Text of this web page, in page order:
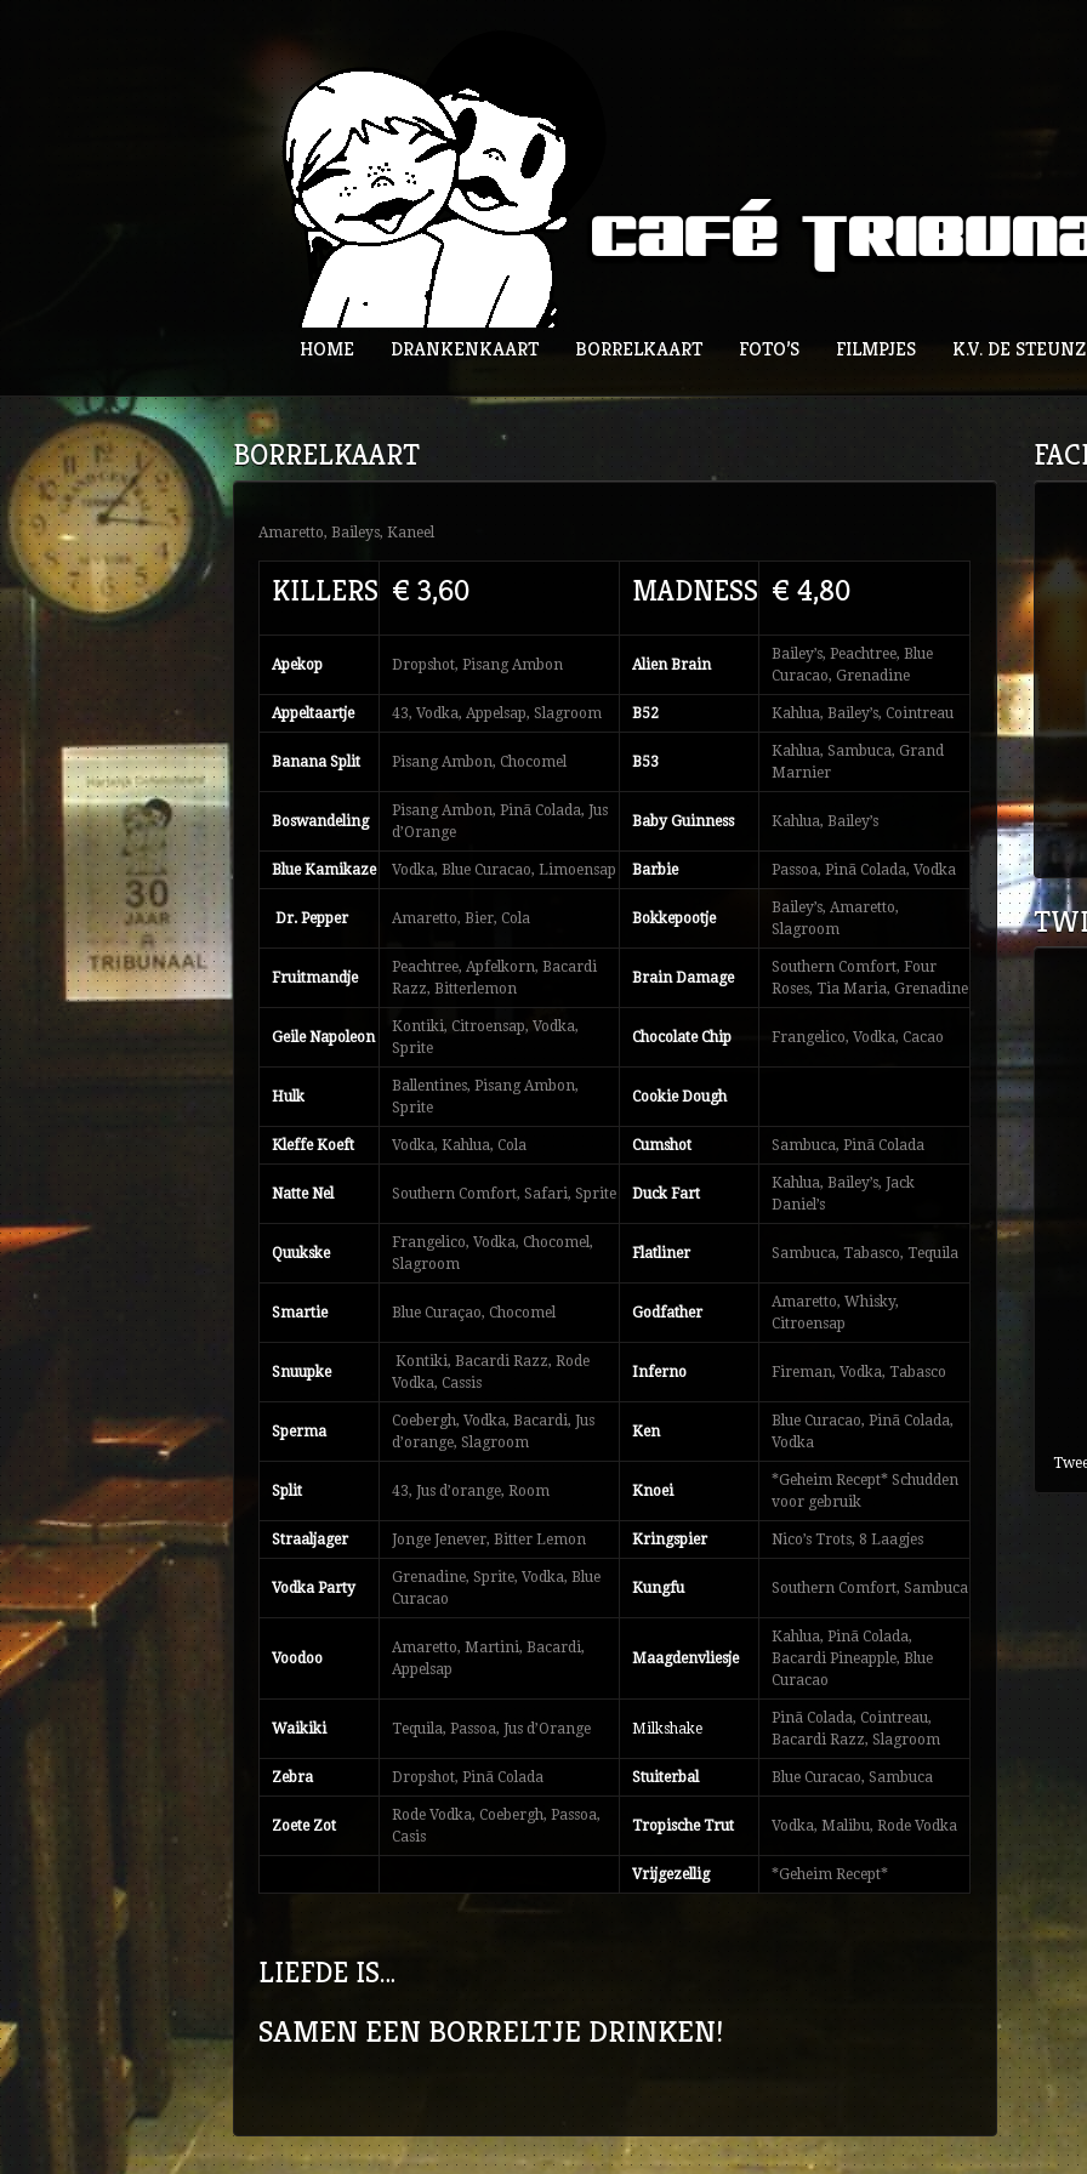
HOME DRANKENKAART BORRELKAART FOTO’S FILMPJES K.V. DE
BORRELKAART
Amaretto, Baileys, Kaneel
KILLERS € 3,60 MADNESS € 4,80
Apekop Dropshot, Pisang Ambon Alien Brain
Bailey’s, Peachtree, Blue
Curacao, Grenadine
Appeltaartje 43, Vodka, Appelsap, Slagroom B52 Kahlua, Bailey’s, Cointreau
Banana Split Pisang Ambon, Chocomel B53
Kahlua, Sambuca, Grand
Marnier
Boswandeling
Pisang Ambon, Pinã Colada, Jus
d’Orange
Baby Guinness Kahlua, Bailey’s
Blue Kamikaze Vodka, Blue Curacao, Limoensap Barbie Passoa, Pinã Colada, Vodka
Dr. Pepper Amaretto, Bier, Cola Bokkepootje
Bailey’s, Amaretto,
Slagroom
Fruitmandje
Peachtree, Apfelkorn, Bacardi
Razz, Bitterlemon
Brain Damage
Southern Comfort, Four
Roses, Tia Maria, Grenadine
Geile Napoleon
Kontiki, Citroensap, Vodka,
Sprite
Chocolate Chip Frangelico, Vodka, Cacao
Hulk
Ballentines, Pisang Ambon,
Sprite
Cookie Dough
Kleffe Koeft Vodka, Kahlua, Cola Cumshot Sambuca, Pinã Colada
Natte Nel Southern Comfort, Safari, Sprite Duck Fart
Kahlua, Bailey’s, Jack
Daniel’s
Quukske
Frangelico, Vodka, Chocomel,
Slagroom
Flatliner Sambuca, Tabasco, Tequila
Smartie Blue Curaçao, Chocomel Godfather
Amaretto, Whisky,
Citroensap
Snuupke
Kontiki, Bacardi Razz, Rode
Vodka, Cassis
Inferno Fireman, Vodka, Tabasco
Sperma
Coebergh, Vodka, Bacardi, Jus
d’orange, Slagroom
Ken
Blue Curacao, Pinã Colada,
Vodka
Split 43, Jus d’orange, Room Knoei
*Geheim Recept* Schudden
voor gebruik
Straaljager Jonge Jenever, Bitter Lemon Kringspier Nico’s Trots, 8 Laagjes
Vodka Party
Grenadine, Sprite, Vodka, Blue
Curacao
Kungfu Southern Comfort, Sambuca
Voodoo
Amaretto, Martini, Bacardi,
Appelsap
Maagdenvliesje
Kahlua, Pinã Colada,
Bacardi Pineapple, Blue
Curacao
Waikiki Tequila, Passoa, Jus d’Orange Milkshake
Pinã Colada, Cointreau,
Bacardi Razz, Slagroom
Zebra Dropshot, Pinã Colada Stuiterbal Blue Curacao, Sambuca
Zoete Zot
Rode Vodka, Coebergh, Passoa,
Casis
Tropische Trut Vodka, Malibu, Rode Vodka
Vrijgezellig *Geheim Recept*
LIEFDE IS…
SAMEN EEN BORRELTJE DRINKEN!